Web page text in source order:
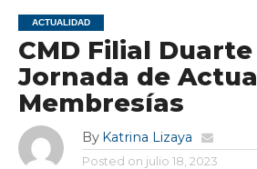
ACTUALIDAD
CMD Filial
Jornada de
Membresías
By Katrina Lizaya
Posted on julio 18, 2023